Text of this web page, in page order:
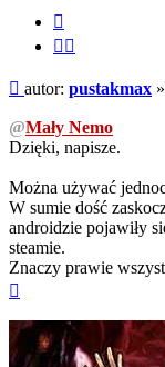
Post
autor: pustakmax »
@Mały Nemo
Dzięki, napisze.
Można używać
W sumie dość
androidzie pojawiły
steamie.
Znaczy prawie